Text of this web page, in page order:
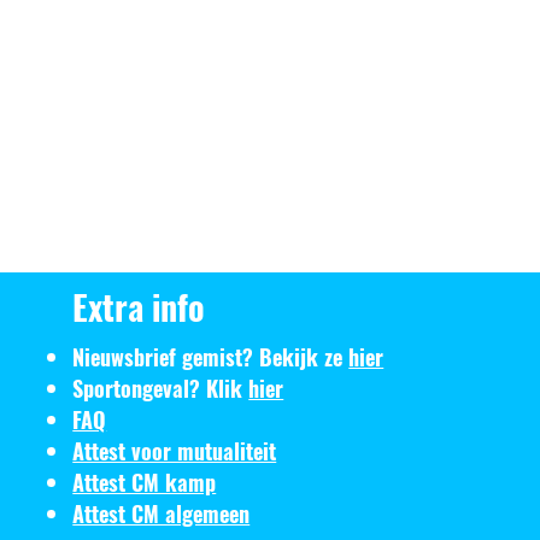
Extra info
Nieuwsbrief gemist? Bekijk ze hier
Sportongeval? Klik hier
FAQ
Attest voor mutualiteit
Attest CM kamp
Attest CM algemeen